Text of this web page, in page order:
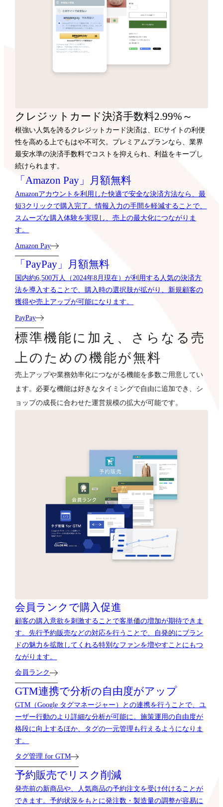
クレジットカード決済手数料2.99%～
根強い人気を誇るクレジットカード決済は、ECサイトの利便
性を高める上でもはや不可欠。プレミアムプランなら、業界
最安水準の決済手数料でコストを抑えられ、利益をキープし
続けられます。
「Amazon Pay」月額無料
Amazonアカウントを利用した快適で安全な決済方法なら、最
短3クリックで購入完了。情報入力の手間を軽減することで、
スムーズな購入体験を実現し、売上の最大化につながりま
す。
Amazon Pay
「PayPay」月額無料
国内約6,500万人（2024年8月現在）が利用する人気の決済方
法を導入することで、購入時の選択肢が拡がり、新規顧客の
獲得や売上アップが可能になります。
PayPay
標準機能に加え、さらなる売
上のための機能が無料
売上アップや業務効率化につながる機能を多数ご用意してい
ます。必要な機能は好きなタイミングで自由に追加でき、シ
ョップの成長に合わせた運営規模の拡大が可能です。
会員ランクで購入促進
顧客の購入意欲を刺激することで客単価の増加が期待できま
す。先行予約販売などの対応を行うことで、自発的にブラン
ドの魅力を拡散してくれる特別なファンを増やすことにもつ
ながります。
会員ランク
GTM連携で分析の自由度がアップ
GTM（Google タグマネージャー）との連携を行うことで、ユ
ーザー行動のより詳細な分析が可能に。施策運用の自由度が
格段に向上するほか、タグの一元管理も行えるようになりま
す。
タグ管理 for GTM
予約販売でリスク削減
発売前の新商品や、人気商品の予約注文を受け付けることが
できます。予約状況をもとに発注数・製造量の調整が容易に